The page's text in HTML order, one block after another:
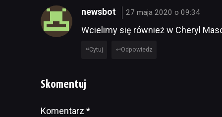
newsbot 27 maja 2020 o 09:34
Wcielimy się również w Cheryl
Cytuj Odpowiedz
Skomentuj
Komentarz *
Alternative: